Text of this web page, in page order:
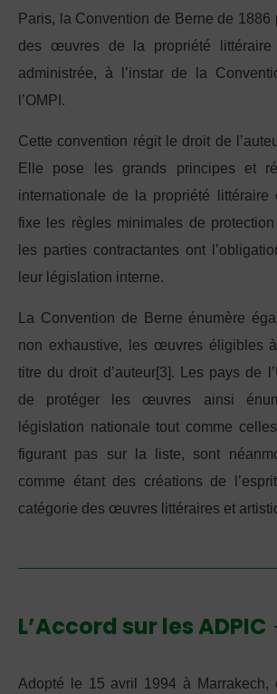
Paris, la Convention de Berne de 1886
des œuvres de la propriété littéraire
administrée, à l’instar de la
l’OMPI.
Cette convention régit le droit de
Elle pose les grands principes et
internationale de la propriété littéraire
fixe les règles minimales de
les parties contractantes ont
leur législation interne.
La Convention de Berne énumère
non exhaustive, les œuvres éligibles
titre du droit d’auteur[3]. Les pays de
de protéger les œuvres ainsi
législation nationale tout comme
figurant pas sur la liste, sont
comme étant des créations de
catégorie des œuvres littéraires et
L’Accord sur les ADPIC
Adopté le 15 avril 1994 à Marrakech,